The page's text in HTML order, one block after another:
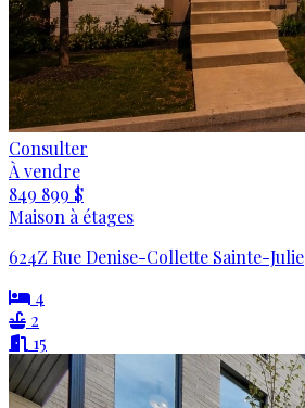
Consulter
À vendre
849 899 $
Maison à étages
624Z Rue Denise-Collette Sainte-Julie
4
2
15